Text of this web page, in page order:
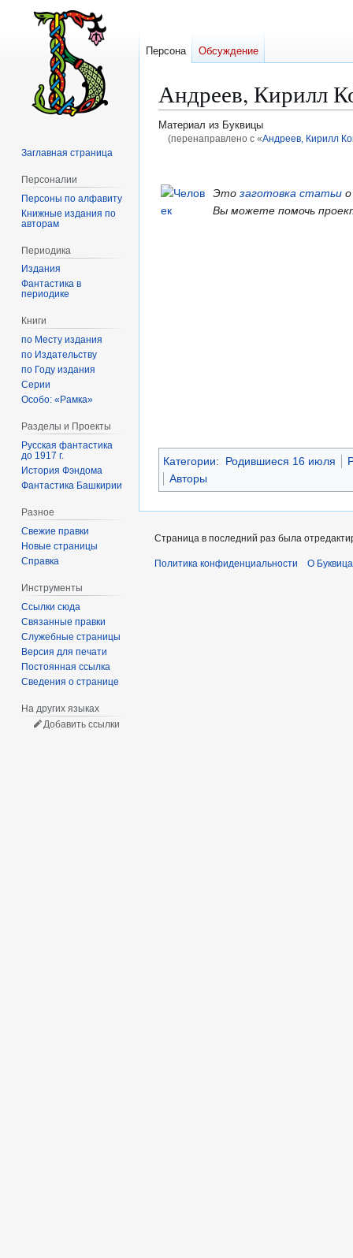
Андреев, Кирилл
Материал из Буквицы
(перенаправлено с «Андреев, Кирилл
к
навигации
к
поиску
Это заготовка статьи
Вы можете помочь
Категории: Родившиеся 16 июля
Авторы
Персона Обсуждение
Заглавная страница
Персоналии
Персоны по алфавиту
Книжные издания по
авторам
Периодика
Издания
Фантастика в
периодике
Книги
по Месту издания
по Издательству
по Году издания
Серии
Особо: «Рамка»
Разделы и Проекты
Русская фантастика
до 1917 г.
История Фэндома
Фантастика Башкирии
Разное
Свежие правки
Новые страницы
Справка
Инструменты
Ссылки сюда
Связанные правки
Служебные страницы
Версия для печати
Постоянная ссылка
Сведения о странице
На других языках
Добавить ссылки
Страница в последний раз была
Политика конфиденциальности О Буквица